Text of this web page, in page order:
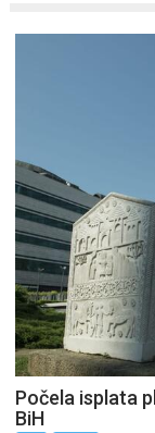
Počela isplata
BiH